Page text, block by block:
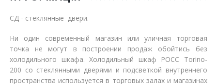
СД - стеклянные двери.
Ни один современный магазин или уличная торговая
точка не могут в построении продаж обойтись без
холодильного шкафа. Холодильный шкаф РОСС Torino-
200 со стеклянными дверями и подсветкой внутреннего
пространства используется в торговых залах и магазинах